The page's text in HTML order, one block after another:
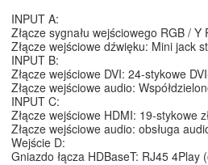
INPUT A:
Złącze sygnału wejściowego RGB /
Złącze wejściowe dźwięku: Mini jack
INPUT B:
Złącze wejściowe DVI: 24-stykowe
Złącze wejściowe audio:
INPUT C:
Złącze wejściowe HDMI: 19-stykowe
Złącze wejściowe audio: obsługa
Wejście D:
Gniazdo łącza HDBaseT: RJ45